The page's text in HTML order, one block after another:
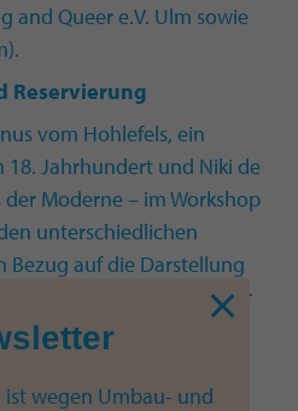
and Queer e.V. Ulm sowie
Reservierung
vom Hohlefels, ein
18. Jahrhundert und Niki de
der Moderne – im Workshop
unterschiedlichen
Bezug auf die Darstellung
Körper und Gender
aus einer neuen
sie in den
und stellen zugleich
ist wegen Umbau- und